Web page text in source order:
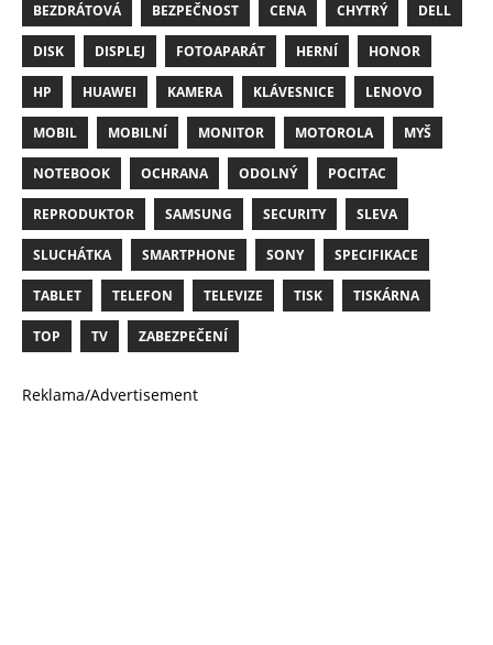
BEZDRÁTOVÁ BEZPEČNOST CENA CHYTRÝ DELL
DISK DISPLEJ FOTOAPARÁT HERNÍ HONOR
HP HUAWEI KAMERA KLÁVESNICE LENOVO
MOBIL MOBILNÍ MONITOR MOTOROLA MYŠ
NOTEBOOK OCHRANA ODOLNÝ POCITAC
REPRODUKTOR SAMSUNG SECURITY SLEVA
SLUCHÁTKA SMARTPHONE SONY SPECIFIKACE
TABLET TELEFON TELEVIZE TISK TISKÁRNA
TOP TV ZABEZPEČENÍ
Reklama/Advertisement